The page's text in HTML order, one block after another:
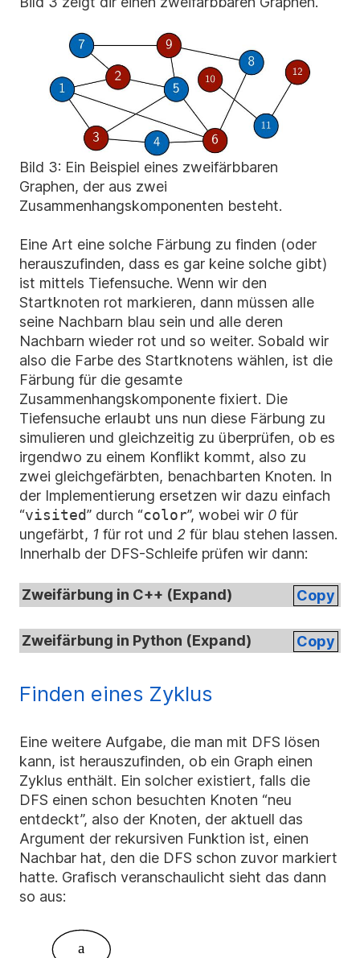
Bild 3: Ein Beispiel eines zweifärbbaren
Graphen, der aus zwei
Zusammenhangskomponenten besteht.
Eine Art eine solche Färbung zu finden (oder
herauszufinden, dass es gar keine solche gibt)
ist mittels Tiefensuche. Wenn wir den
Startknoten rot markieren, dann müssen alle
seine Nachbarn blau sein und alle deren
Nachbarn wieder rot und so weiter. Sobald wir
also die Farbe des Startknotens wählen, ist die
Färbung für die gesamte
Zusammenhangskomponente fixiert. Die
Tiefensuche erlaubt uns nun diese Färbung zu
simulieren und gleichzeitig zu überprüfen, ob es
irgendwo zu einem Konflikt kommt, also zu
zwei gleichgefärbten, benachbarten Knoten. In
der Implementierung ersetzen wir dazu einfach
“visited” durch “color”, wobei wir 0 für
ungefärbt, 1 für rot und 2 für blau stehen lassen.
Innerhalb der DFS-Schleife prüfen wir dann:
Zweifärbung in C++ (Expand) Copy
Zweifärbung in Python (Expand) Copy
Finden eines Zyklus
Eine weitere Aufgabe, die man mit DFS lösen
kann, ist herauszufinden, ob ein Graph einen
Zyklus enthält. Ein solcher existiert, falls die
DFS einen schon besuchten Knoten “neu
entdeckt”, also der Knoten, der aktuell das
Argument der rekursiven Funktion ist, einen
Nachbar hat, den die DFS schon zuvor markiert
hatte. Grafisch veranschaulicht sieht das dann
so aus:
a